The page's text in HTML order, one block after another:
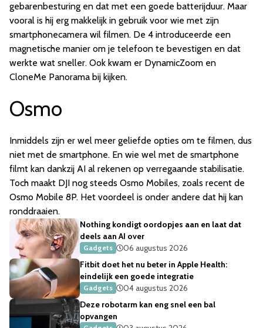
gebarenbesturing en dat met een goede batterijduur. Maar
vooral is hij erg makkelijk in gebruik voor wie met zijn
smartphonecamera wil filmen. De 4 introduceerde een
magnetische manier om je telefoon te bevestigen en dat
werkte wat sneller. Ook kwam er DynamicZoom en
CloneMe Panorama bij kijken.
Osmo
Inmiddels zijn er wel meer geliefde opties om te filmen, dus
niet met de smartphone. En wie wel met de smartphone
filmt kan dankzij AI al rekenen op verregaande stabilisatie.
Toch maakt DJI nog steeds Osmo Mobiles, zoals recent de
Osmo Mobile 8P. Het voordeel is onder andere dat hij kan
ronddraaien.
Nothing kondigt oordopjes aan en laat dat
deels aan AI over
Gadgets
06 augustus 2026
Fitbit doet het nu beter in Apple Health:
eindelijk een goede integratie
Gadgets
04 augustus 2026
Deze robotarm kan eng snel een bal
opvangen